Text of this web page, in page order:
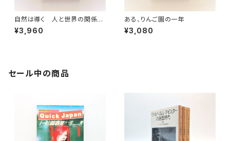
自然は導く 人と世界の関係を
変えるナチュラル・ナビゲーショ
ン
¥3,960
ある、りんご園の一年
¥3,080
セール中の商品